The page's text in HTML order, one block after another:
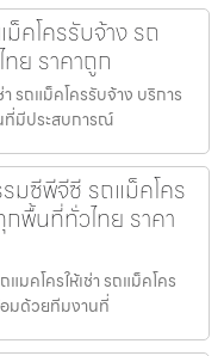
คโครรับจ้าง รถ
ย ราคาถูก
รถแม็คโครรับจ้าง บริการ
ที่มีประสบการณ์
มซีพีจีซี รถแม็คโคร
กพื้นที่ทั่วไทย ราคา
มคโครให้เช่า รถแม็คโคร
อมด้วยทีมงานที่